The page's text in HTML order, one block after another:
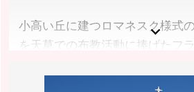
小高い丘に建つロマネスク様式
を天草での布教活動に捧げたフ